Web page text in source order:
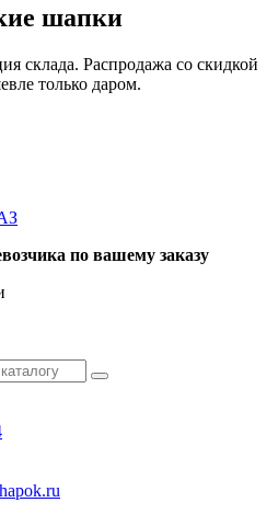
шапки
склада. Распродажа со скидкой
только даром.
по вашему заказу